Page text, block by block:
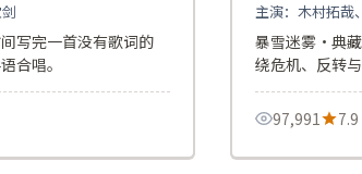
写完一首没有歌词的
合唱。
主演：木村拓哉
暴雪迷雾·典
绕危机、反转
推荐观看。
97,991
7.9
109分钟 独播